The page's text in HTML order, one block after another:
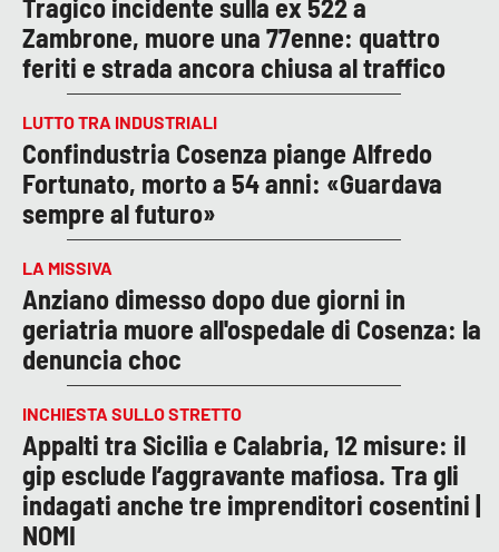
Tragico incidente sulla ex 522 a
Zambrone, muore una 77enne: quattro
feriti e strada ancora chiusa al traffico
LUTTO TRA INDUSTRIALI
Confindustria Cosenza piange Alfredo
Fortunato, morto a 54 anni: «Guardava
sempre al futuro»
LA MISSIVA
Anziano dimesso dopo due giorni in
geriatria muore all'ospedale di Cosenza: la
denuncia choc
INCHIESTA SULLO STRETTO
Appalti tra Sicilia e Calabria, 12 misure: il
gip esclude l’aggravante mafiosa. Tra gli
indagati anche tre imprenditori cosentini |
NOMI